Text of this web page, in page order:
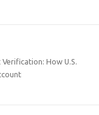
How U.S.